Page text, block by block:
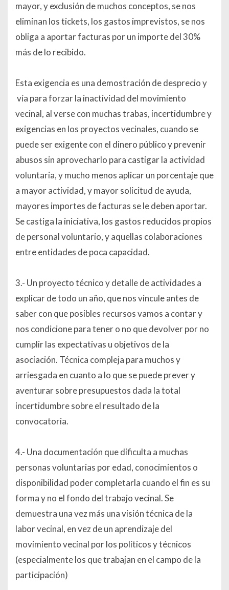
mayor, y exclusión de muchos conceptos, se nos
eliminan los tickets, los gastos imprevistos, se nos
obliga a aportar facturas por un importe del 30%
más de lo recibido.
Esta exigencia es una demostración de desprecio y
vía para forzar la inactividad del movimiento
vecinal, al verse con muchas trabas, incertidumbre y
exigencias en los proyectos vecinales, cuando se
puede ser exigente con el dinero público y prevenir
abusos sin aprovecharlo para castigar la actividad
voluntaria, y mucho menos aplicar un porcentaje que
a mayor actividad, y mayor solicitud de ayuda,
mayores importes de facturas se le deben aportar.
Se castiga la iniciativa, los gastos reducidos propios
de personal voluntario, y aquellas colaboraciones
entre entidades de poca capacidad.
3.- Un proyecto técnico y detalle de actividades a
explicar de todo un año, que nos vincule antes de
saber con que posibles recursos vamos a contar y
nos condicione para tener o no que devolver por no
cumplir las expectativas u objetivos de la
asociación. Técnica compleja para muchos y
arriesgada en cuanto a lo que se puede prever y
aventurar sobre presupuestos dada la total
incertidumbre sobre el resultado de la
convocatoria.
4.- Una documentación que dificulta a muchas
personas voluntarias por edad, conocimientos o
disponibilidad poder completarla cuando el fin es su
forma y no el fondo del trabajo vecinal. Se
demuestra una vez más una visión técnica de la
labor vecinal, en vez de un aprendizaje del
movimiento vecinal por los políticos y técnicos
(especialmente los que trabajan en el campo de la
participación)